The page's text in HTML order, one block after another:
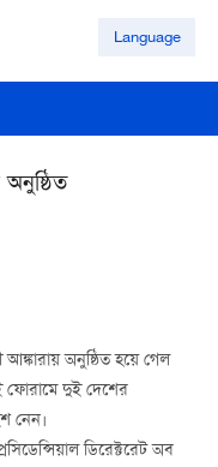
Language
অনুষ্ঠিত হয়ে গেল
ফোরামে দুই দেশের
নেন।
ডিরেক্টরেট অব